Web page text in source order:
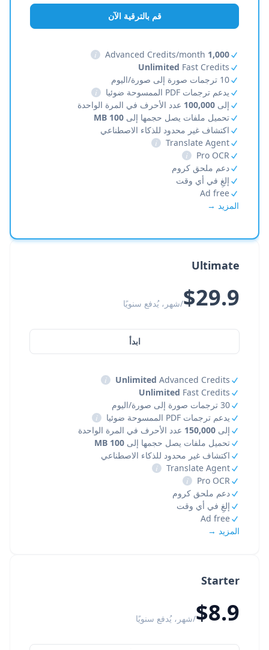
Starter
$8.9/شهر، يُدفع سنويًا
قم بالترقية الآن
1,000
i
Unlimited Fast Credits
10 ترجمات صورة إلى صورة/اليوم
يدعم ترجمات PDF الممسوحة ضوئيا
i
إلى 100,000 عدد الأحرف في المرة الواحدة
تحميل ملفات يصل حجمها إلى 100 MB
اكتشاف غير محدود للذكاء الاصطناعي
Translate Agent
i
Pro OCR
i
دعم ملحق كروم
إلغِ في أي وقت
Ad free
المزيد →
Ultimate
$29.9/شهر، يُدفع سنويًا
ابدأ
Unlimited Advanced Credits
i
Unlimited Fast Credits
30 ترجمات صورة إلى صورة/اليوم
يدعم ترجمات PDF الممسوحة ضوئيا
i
إلى 150,000 عدد الأحرف في المرة الواحدة
تحميل ملفات يصل حجمها إلى 100 MB
اكتشاف غير محدود للذكاء الاصطناعي
Translate Agent
i
Pro OCR
i
دعم ملحق كروم
إلغِ في أي وقت
Ad free
المزيد →